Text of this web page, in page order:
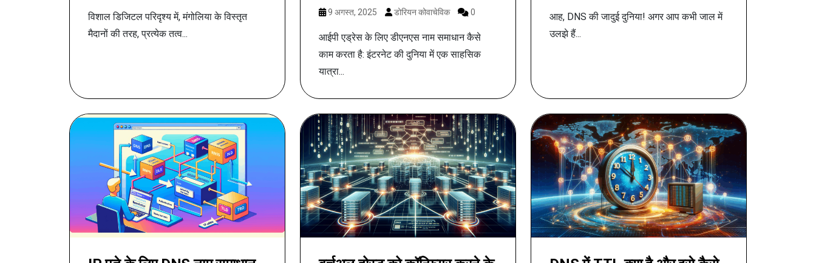
विशाल डिजिटल परिदृश्य में, मंगोलिया के विस्तृत
मैदानों की तरह, प्रत्येक तत्व...
9 अगस्त, 2025 डोरियन कोवाचेविक 0
आईपी एड्रेस के लिए डीएनएस नाम समाधान कैसे
काम करता है: इंटरनेट की दुनिया में एक साहसिक
यात्रा...
आह, DNS की जादुई दुनिया! अगर आप कभी जाल में
उलझे हैं...